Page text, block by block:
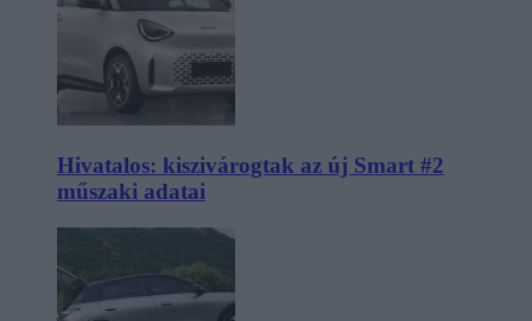
Hivatalos: kiszivárogtak az új Smart #2
műszaki adatai